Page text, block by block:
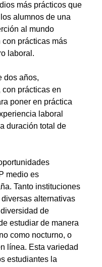
más prácticos que
alumnos de una
al mundo
con prácticas más
laboral.
dos años,
prácticas en
poner en práctica
laboral
duración total de
medio es
Tanto instituciones
alternativas
de
estudiar de manera
como nocturno, o
línea. Esta variedad
estudiantes la